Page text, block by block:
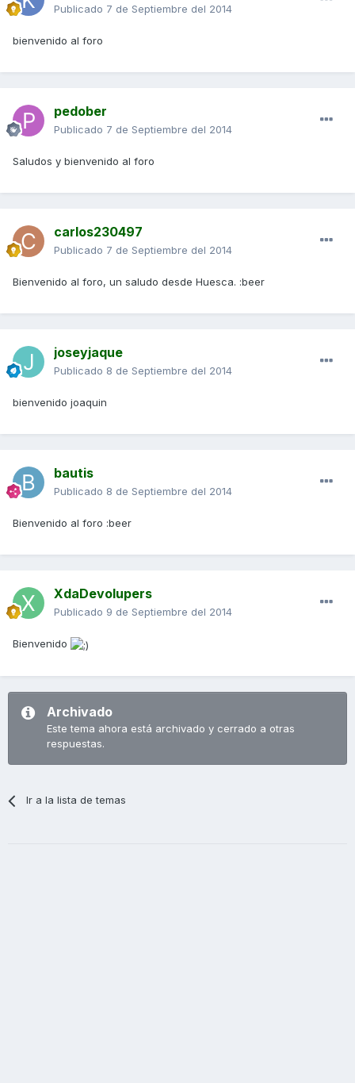
Publicado 7 de Septiembre del 2014
bienvenido al foro
pedober
Publicado 7 de Septiembre del 2014
Saludos y bienvenido al foro
carlos230497
Publicado 7 de Septiembre del 2014
Bienvenido al foro, un saludo desde Huesca. :beer
joseyjaque
Publicado 8 de Septiembre del 2014
bienvenido joaquin
bautis
Publicado 8 de Septiembre del 2014
Bienvenido al foro :beer
XdaDevolupers
Publicado 9 de Septiembre del 2014
Bienvenido
Archivado
Este tema ahora está archivado y cerrado a otras
respuestas.
Ir a la lista de temas